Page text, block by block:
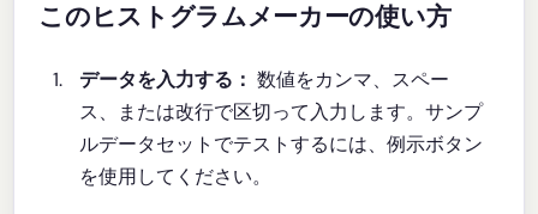
このヒストグラムメーカーの使い方
データを入力する： 数値をカンマ、スペー
ス、または改行で区切って入力します。サンプ
ルデータセットでテストするには、例示ボタン
を使用してください。